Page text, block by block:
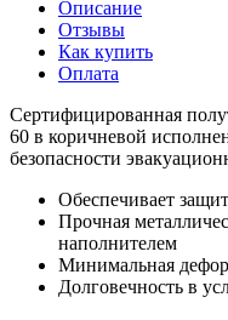
Описание
Отзывы
Как купить
Оплата
Сертифицированная
60 в коричневой
безопасности
Обеспечивает
Прочная
наполнителем
Минимальная
Долговечность в